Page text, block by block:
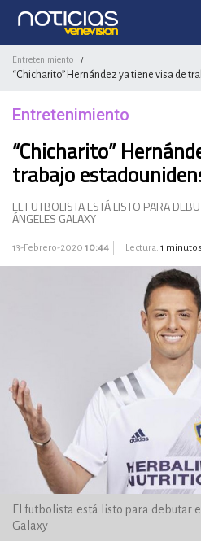
Entretenimiento /
“Chicharito” Hernández ya tiene visa de
Entretenimiento
“Chicharito”
trabajo
EL FUTBOLISTA ESTÁ LISTO PARA
ÁNGELES GALAXY
13-Febrero-2020 10:44 Lectura: 1 minutos
El futbolista está listo para debutar
Galaxy